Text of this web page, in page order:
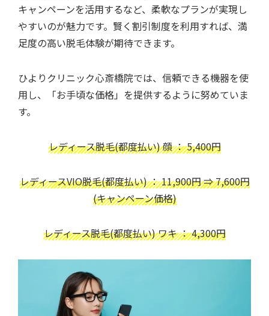
キャンペーンを活用するなど、柔軟なプランが実現し
やすいのが魅力です。賢く割引制度を利用すれば、満
足度の高い脱毛体験が期待できます。
ひよりクリニック心斎橋院では、信頼できる機器を使
用し、「お手頃な価格」を提供するように努めていま
す。
レディース脱毛(都度払い) 顔 ： 5,400円
レディースVIO脱毛(都度払い) ： 11,900円 ⇒ 7,600円
(キャンペーン価格)
レディース脱毛(都度払い) ワキ ： 4,300円